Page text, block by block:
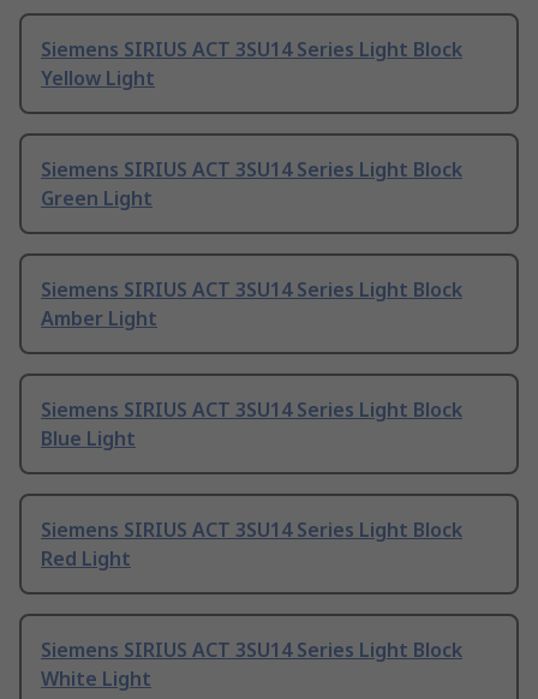
Siemens SIRIUS ACT 3SU14 Series Light Block
Yellow Light
Siemens SIRIUS ACT 3SU14 Series Light Block
Green Light
Siemens SIRIUS ACT 3SU14 Series Light Block
Amber Light
Siemens SIRIUS ACT 3SU14 Series Light Block
Blue Light
Siemens SIRIUS ACT 3SU14 Series Light Block
Red Light
Siemens SIRIUS ACT 3SU14 Series Light Block
White Light